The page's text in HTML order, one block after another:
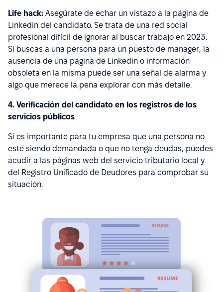
Life hack: Asegúrate de echar un vistazo a la página de
Linkedin del candidato. Se trata de una red social
profesional difícil de ignorar al buscar trabajo en 2023.
Si buscas a una persona para un puesto de manager, la
ausencia de una página de Linkedin o información
obsoleta en la misma puede ser una señal de alarma y
algo que merece la pena explorar con más detalle.
4. Verificación del candidato en los registros de los
servicios públicos
Si es importante para tu empresa que una persona no
esté siendo demandada o que no tenga deudas, puedes
acudir a las páginas web del servicio tributario local y
del Registro Unificado de Deudores para comprobar su
situación.